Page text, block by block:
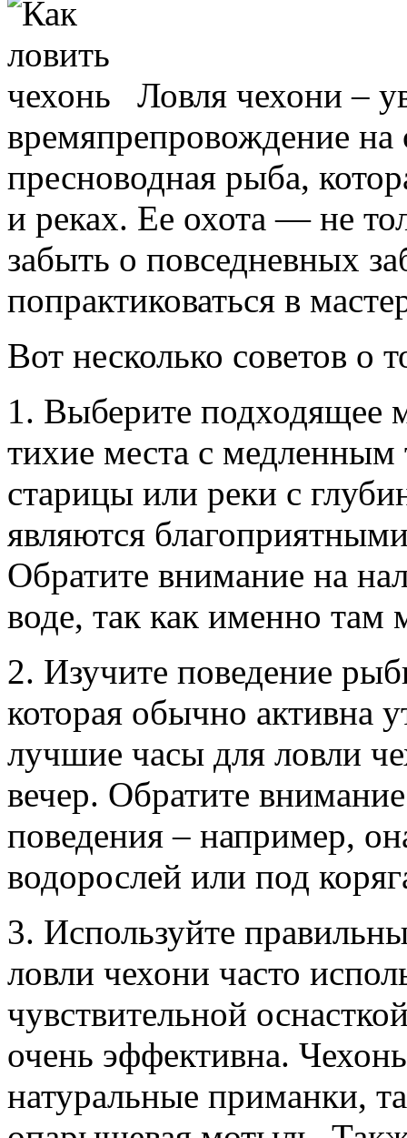
Ловля чехони –
времяпрепровождение на
пресноводная рыба,
и реках. Ее охота — не
забыть о повседневных
попрактиковаться в
Вот несколько советов о
1. Выберите подходящее
тихие места с
старицы или реки с
являются
Обратите внимание на
воде, так как именно
2. Изучите поведение
которая обычно активна
лучшие часы для ловли
вечер. Обратите
поведения – например,
водорослей или под
3. Используйте
ловли чехони часто
чувствительной
очень эффективна.
натуральные приманки,